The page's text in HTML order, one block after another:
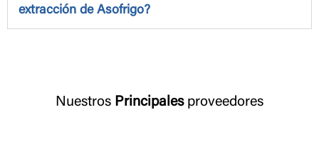
extracción de Asofrigo?
Nuestros Principalesproveedores